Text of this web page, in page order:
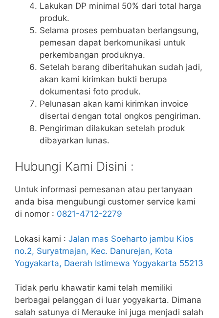
Lakukan DP minimal 50% dari total harga
produk.
Selama proses pembuatan berlangsung,
pemesan dapat berkomunikasi untuk
perkembangan produknya.
Setelah barang diberitahukan sudah jadi,
akan kami kirimkan bukti berupa
dokumentasi foto produk.
Pelunasan akan kami kirimkan invoice
disertai dengan total ongkos pengiriman.
Pengiriman dilakukan setelah produk
dibayarkan lunas.
Hubungi Kami Disini :
Untuk informasi pemesanan atau pertanyaan
anda bisa mengubungi customer service kami
di nomor : 0821-4712-2279
Lokasi kami : Jalan mas Soeharto jambu Kios
no.2, Suryatmajan, Kec. Danurejan, Kota
Yogyakarta, Daerah Istimewa Yogyakarta 55213
Tidak perlu khawatir kami telah memiliki
berbagai pelanggan di luar yogyakarta. Dimana
salah satunya di Merauke ini juga menjadi salah